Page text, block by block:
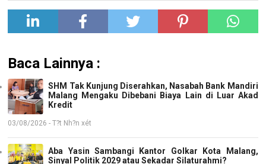
Baca Lainnya :
SHM Tak Kunjung Diserahkan, Nasabah Bank Mandiri
Malang Mengaku Dibebani Biaya Lain di Luar Akad
Kredit
03/08/2026 - T?t Nh?n xét
Aba Yasin Sambangi Kantor Golkar Kota Malang,
Sinyal Politik 2029 atau Sekadar Silaturahmi?